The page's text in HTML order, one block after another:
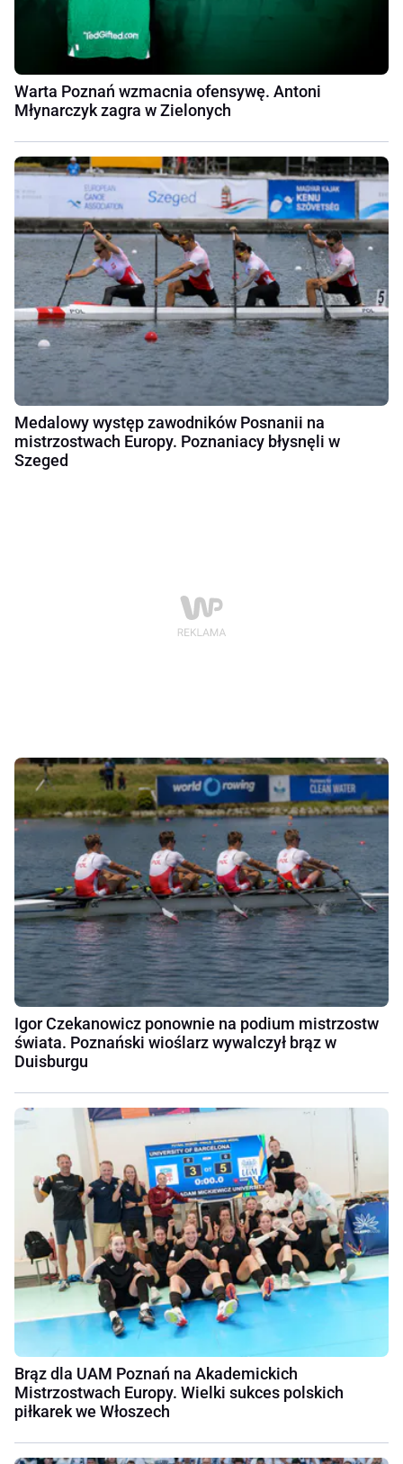
Warta Poznań wzmacnia ofensywę. Antoni
Młynarczyk zagra w Zielonych
Medalowy występ zawodników Posnanii na
mistrzostwach Europy. Poznaniacy błysnęli w
Szeged
Igor Czekanowicz ponownie na podium mistrzostw
świata. Poznański wioślarz wywalczył brąz w
Duisburgu
Brąz dla UAM Poznań na Akademickich
Mistrzostwach Europy. Wielki sukces polskich
piłkarek we Włoszech